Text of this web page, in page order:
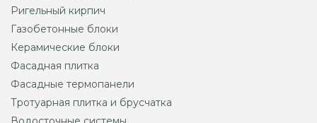
Ригельный кирпич
Газобетонные блоки
Керамические блоки
Фасадная плитка
Фасадные термопанели
Тротуарная плитка и брусчатка